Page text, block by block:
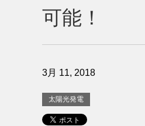
可能！
3月 11, 2018
太陽光発電